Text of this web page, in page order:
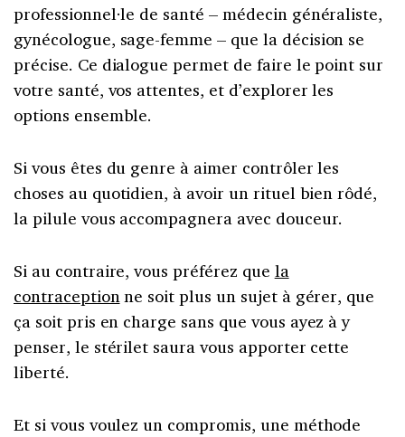
professionnel·le de santé – médecin généraliste,
gynécologue, sage-femme – que la décision se
précise. Ce dialogue permet de faire le point sur
votre santé, vos attentes, et d’explorer les
options ensemble.
Si vous êtes du genre à aimer contrôler les
choses au quotidien, à avoir un rituel bien rôdé,
la pilule vous accompagnera avec douceur.
Si au contraire, vous préférez que la
contraception ne soit plus un sujet à gérer, que
ça soit pris en charge sans que vous ayez à y
penser, le stérilet saura vous apporter cette
liberté.
Et si vous voulez un compromis, une méthode